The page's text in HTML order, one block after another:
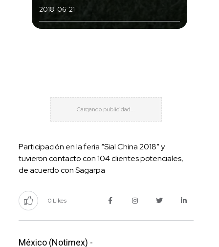
2018-06-21
Participación en la feria “Sial China 2018” y
tuvieron contacto con 104 clientes potenciales,
de acuerdo con Sagarpa
0 Likes
México (Notimex) -